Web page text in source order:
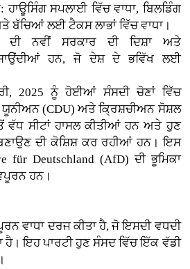
ਸਪਲਾਈ ਵਿੱਚ ਵਾਧਾ, ਬਿਲਡਿੰਗ
ਬੱਚਿਆਂ ਲਈ ਟੈਕਸ ਲਾਭਾਂ ਵਿੱਚ ਵਾਧਾ।
ਦੀ ਨਵੀਂ ਸਰਕਾਰ ਦੀ ਦਿਸ਼ਾ ਅਤੇ
ਹਨ, ਜੋ ਦੇਸ਼ ਦੇ ਭਵਿੱਖ ਲਈ
2025 ਨੂੰ ਹੋਈਆਂ ਸੰਸਦੀ ਚੋਣਾਂ ਵਿੱਚ
(CDU) ਅਤੇ ਕ੍ਰਿਸ਼ਚੀਅਨ ਸੋਸ਼ਲ
ਵੱਧ ਸੀਟਾਂ ਹਾਸਲ ਕੀਤੀਆਂ ਹਨ ਅਤੇ ਹੁਣ
ਦੀ ਕੋਸ਼ਿਸ਼ ਕਰ ਰਹੀਆਂ ਹਨ। ਇਸ
für Deutschland (AfD) ਦੀ ਭੂਮਿਕਾ
ਹਨ।
ਵਾਧਾ ਦਰਜ ਕੀਤਾ ਹੈ, ਜੋ ਇਸਦੀ ਵਧਦੀ
ਹੈ। ਇਹ ਪਾਰਟੀ ਹੁਣ ਸੰਸਦ ਵਿੱਚ ਇੱਕ ਵੱਡੀ